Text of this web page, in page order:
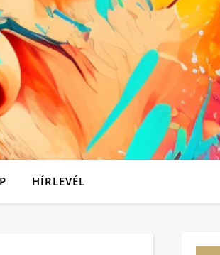
HÍRLEVÉL